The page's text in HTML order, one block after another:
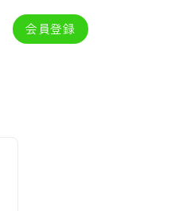
会員登録